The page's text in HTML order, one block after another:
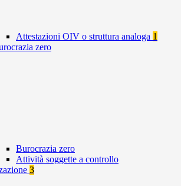
Attestazioni OIV o struttura analoga 1
zero
Burocrazia zero
Attività soggette a controllo
3